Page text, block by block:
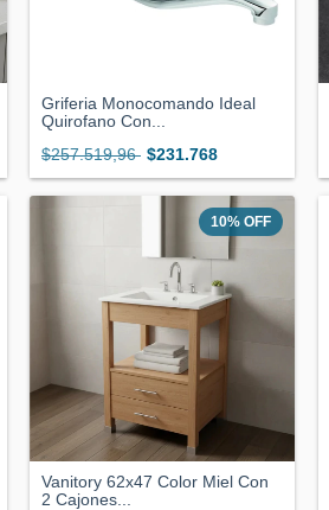
Griferia Monocomando Ideal
Quirofano Con...
$257.519,96 $231.768
10% OFF
Vanitory 62x47 Color Miel Con
2 Cajones...